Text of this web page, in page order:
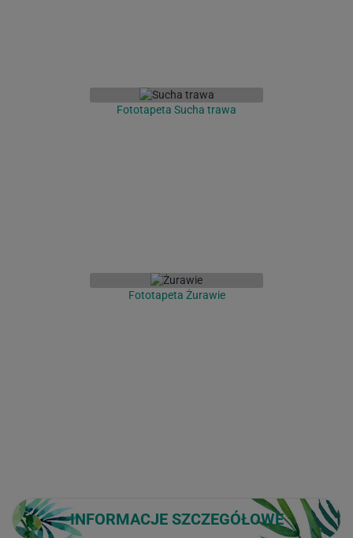
Fototapeta Sucha trawa
Fototapeta Żurawie
INFORMACJE SZCZEGÓŁOWE